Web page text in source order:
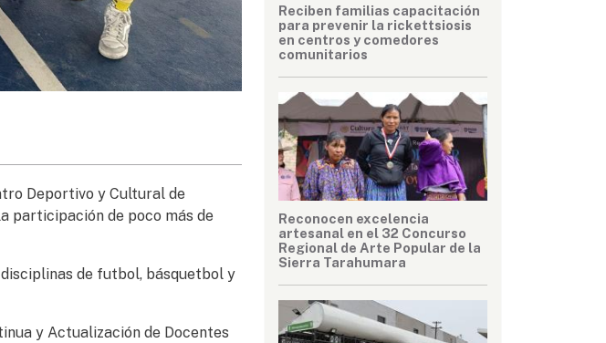
Deportivo y Cultural de
participación de poco más de
de futbol, básquetbol y
y Actualización de Docentes
Reciben familias capacitación
para prevenir la rickettsiosis
en centros y comedores
comunitarios
Reconocen excelencia
artesanal en el 32 Concurso
Regional de Arte Popular de la
Sierra Tarahumara